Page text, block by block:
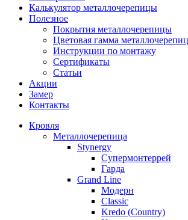
Калькулятор металлочерепицы
Полезное
Покрытия металлочерепицы
Цветовая гамма
Инструкции по монтажу
Сертификаты
Статьи
Акции
Замер
Контакты
Кровля
Металлочерепица
Stynergy
Супермонтеррей
Гарда
Grand Line
Модерн
Classic
Kredo (Country)